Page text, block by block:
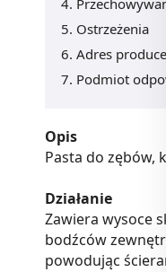
Ostrzeżenia
Adres
Podmiot
Opis
Pasta do zębów,
Działanie
Zawiera wysoce
bodźców
powodując